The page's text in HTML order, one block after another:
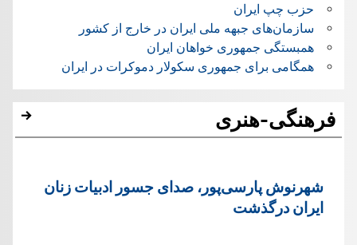
حزب چپ ایران
سازمان‌های جبهه ملی ایران در خارج از کشور
همبستگی جمهوری خواهان ایران
همگامی برای جمهوری سکولار دموکرات در ایران
فرهنگی-هنری
شهرنوش پارسی‌پور، صدای جسور ادبیات زنان
ایران درگذشت